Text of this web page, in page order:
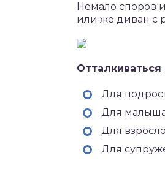
Немало споров
или же диван с
Для
Для
Для
Для